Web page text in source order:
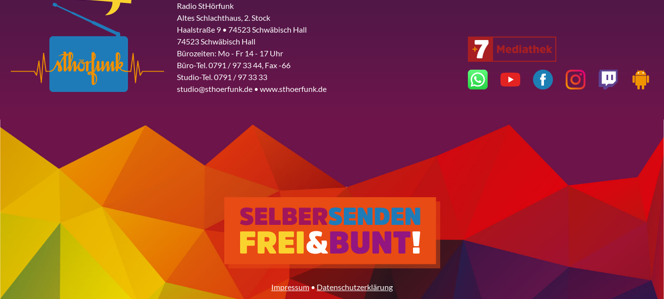
Radio StHörfunk
Altes Schlachthaus, 2. Stock
Haalstraße 9 • 74523 Schwäbisch Hall
74523 Schwäbisch Hall
Bürozeiten: Mo - Fr 14 - 17 Uhr
Büro-Tel. 0791 / 97 33 44, Fax -66
Studio-Tel. 0791 / 97 33 33
studio@sthoerfunk.de • www.sthoerfunk.de
Impressum•Datenschutzerklärung